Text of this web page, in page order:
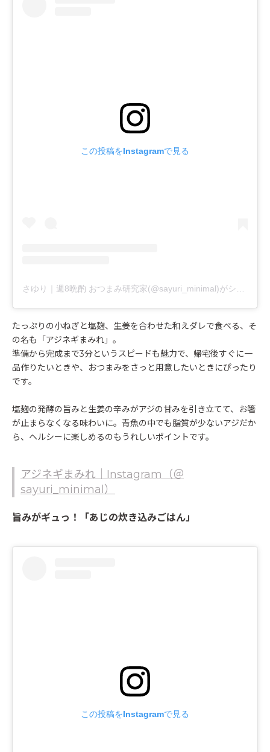
この投稿をInstagramで見る
さゆり｜週8晩酌 おつまみ研究家(@sayuri_minimal)がシェアした投稿
たっぷりの小ねぎと塩麹、生姜を合わせた和えダレで食べる、そ
の名も「アジネギまみれ」。
準備から完成まで3分というスピードも魅力で、帰宅後すぐに一
品作りたいときや、おつまみをさっと用意したいときにぴったり
です。
塩麹の発酵の旨みと生姜の辛みがアジの甘みを引き立てて、お箸
が止まらなくなる味わいに。青魚の中でも脂質が少ないアジだか
ら、ヘルシーに楽しめるのもうれしいポイントです。
アジネギまみれ｜Instagram（＠
sayuri_minimal）
旨みがギュっ！「あじの炊き込みごはん」
この投稿をInstagramで見る